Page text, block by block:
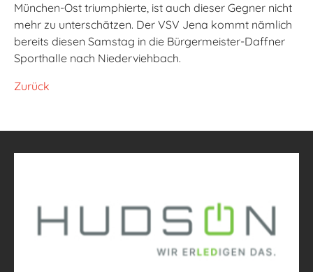
München-Ost triumphierte, ist auch dieser Gegner nicht
mehr zu unterschätzen. Der VSV Jena kommt nämlich
bereits diesen Samstag in die Bürgermeister-Daffner
Sporthalle nach Niederviehbach.
Zurück